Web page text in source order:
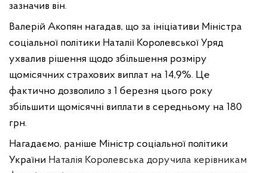
зазначив він.
Валерій Акопян нагадав, що за ініціативи Міністра
соціальної політики Наталії Королевської Уряд
ухвалив рішення щодо збільшення розміру
щомісячних страхових виплат на 14,9%. Це
фактично дозволило з 1 березня цього року
збільшити щомісячні виплати в середньому на 180
грн.
Нагадаємо, раніше Міністр соціальної політики
України Наталія Королевська доручила керівникам